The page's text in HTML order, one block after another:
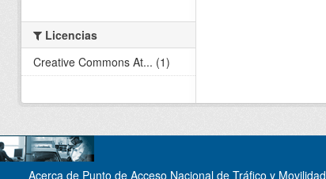
Licencias
Creative Commons At... (1)
Acerca de Punto de Acceso Nacional de Tráfico y Movilidad